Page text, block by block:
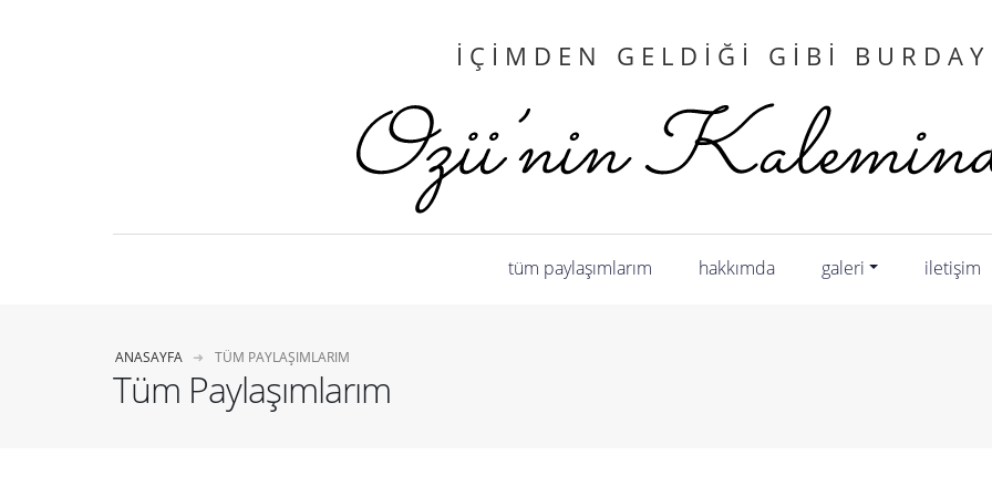
İÇIMDEN GELDIĞI GIBI
tüm paylaşımlarım hakkımda galeri i̇letişim
ANASAYFA TÜM PAYLAŞIMLARIM
Tüm Paylaşımlarım